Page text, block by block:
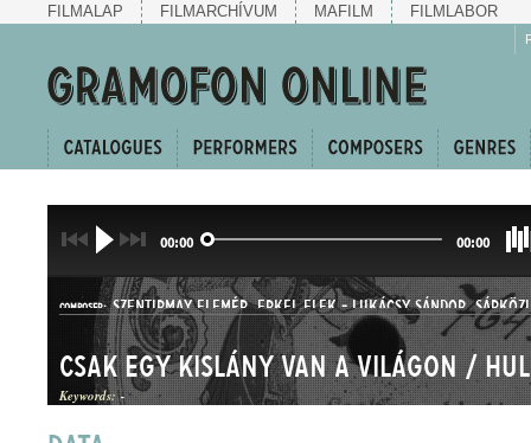
FILMALAP FILMARCHÍVUM MAFILM FILMLABOR
00:00 00:00
COMPOSER: SZENTIRMAY ELEMÉR,ERKEL ELEK-LUKÁCSY SÁNDOR,
Keywords: -